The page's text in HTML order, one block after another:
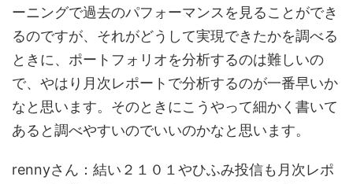
ーニングで過去のパフォーマンスを見ることができ
るのですが、それがどうして実現できたかを調べる
ときに、ポートフォリオを分析するのは難しいの
で、やはり月次レポートで分析するのが一番早いか
なと思います。そのときにこうやって細かく書いて
あると調べやすいのでいいのかなと思います。
rennyさん：結い２１０１やひふみ投信も月次レポ